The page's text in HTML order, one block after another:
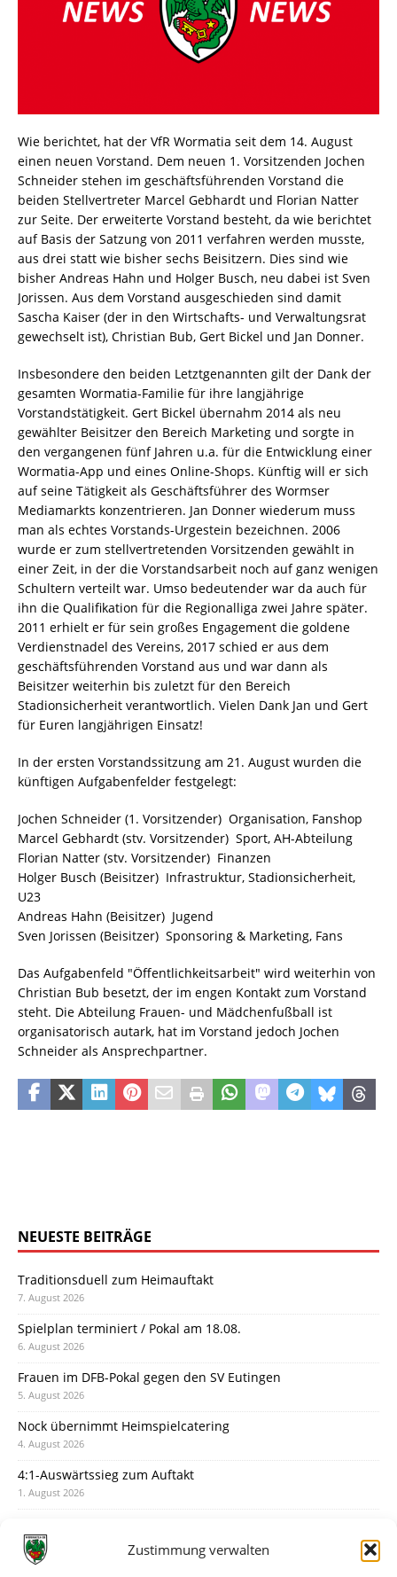
Zustimmung verwalten
Wie berichtet, hat der VfR Wormatia seit dem 14. August
einen neuen Vorstand. Dem neuen 1. Vorsitzenden Jochen
Schneider stehen im geschäftsführenden Vorstand die
beiden Stellvertreter Marcel Gebhardt und Florian Natter
zur Seite. Der erweiterte Vorstand besteht, da wie berichtet
auf Basis der Satzung von 2011 verfahren werden musste,
aus drei statt wie bisher sechs Beisitzern. Dies sind wie
bisher Andreas Hahn und Holger Busch, neu dabei ist Sven
Jorissen. Aus dem Vorstand ausgeschieden sind damit
Sascha Kaiser (der in den Wirtschafts- und Verwaltungsrat
gewechselt ist), Christian Bub, Gert Bickel und Jan Donner.
Insbesondere den beiden Letztgenannten gilt der Dank der
gesamten Wormatia-Familie für ihre langjährige
Vorstandstätigkeit. Gert Bickel übernahm 2014 als neu
gewählter Beisitzer den Bereich Marketing und sorgte in
den vergangenen fünf Jahren u.a. für die Entwicklung einer
Wormatia-App und eines Online-Shops. Künftig will er sich
auf seine Tätigkeit als Geschäftsführer des Wormser
Mediamarkts konzentrieren. Jan Donner wiederum muss
man als echtes Vorstands-Urgestein bezeichnen. 2006
wurde er zum stellvertretenden Vorsitzenden gewählt in
einer Zeit, in der die Vorstandsarbeit noch auf ganz wenigen
Schultern verteilt war. Umso bedeutender war da auch für
ihn die Qualifikation für die Regionalliga zwei Jahre später.
2011 erhielt er für sein großes Engagement die goldene
Verdienstnadel des Vereins, 2017 schied er aus dem
geschäftsführenden Vorstand aus und war dann als
Beisitzer weiterhin bis zuletzt für den Bereich
Stadionsicherheit verantwortlich. Vielen Dank Jan und Gert
für Euren langjährigen Einsatz!
In der ersten Vorstandssitzung am 21. August wurden die
künftigen Aufgabenfelder festgelegt:
Jochen Schneider (1. Vorsitzender)  Organisation, Fanshop
Marcel Gebhardt (stv. Vorsitzender)  Sport, AH-Abteilung
Florian Natter (stv. Vorsitzender)  Finanzen
Holger Busch (Beisitzer)  Infrastruktur, Stadionsicherheit,
U23
Andreas Hahn (Beisitzer)  Jugend
Sven Jorissen (Beisitzer)  Sponsoring & Marketing, Fans
Das Aufgabenfeld "Öffentlichkeitsarbeit" wird weiterhin von
Christian Bub besetzt, der im engen Kontakt zum Vorstand
steht. Die Abteilung Frauen- und Mädchenfußball ist
organisatorisch autark, hat im Vorstand jedoch Jochen
Schneider als Ansprechpartner.
NEUESTE BEITRÄGE
Traditionsduell zum Heimauftakt
7. August 2026
Spielplan terminiert / Pokal am 18.08.
6. August 2026
Frauen im DFB-Pokal gegen den SV Eutingen
5. August 2026
Nock übernimmt Heimspielcatering
4. August 2026
4:1-Auswärtssieg zum Auftakt
1. August 2026
31. Juli 2026